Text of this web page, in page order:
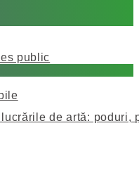
public
de artă: poduri,